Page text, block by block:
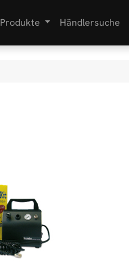
Produkte Händlersuche